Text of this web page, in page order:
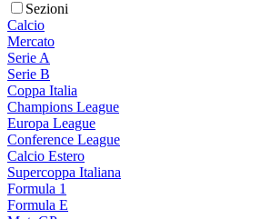
Sezioni
Calcio
Mercato
Serie A
Serie B
Coppa Italia
Champions League
Europa League
Conference League
Calcio Estero
Supercoppa Italiana
Formula 1
Formula E